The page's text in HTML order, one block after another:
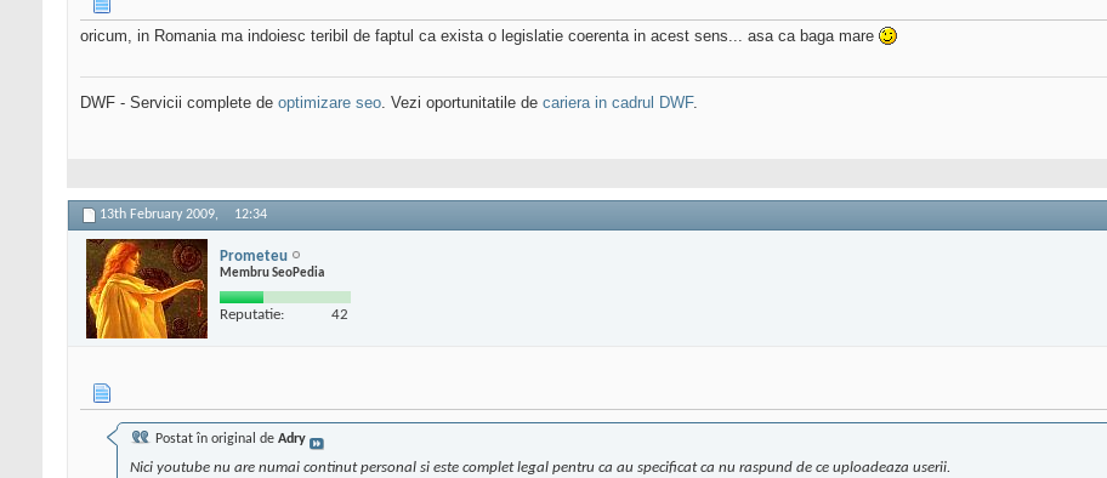
oricum, in Romania ma indoiesc teribil de faptul ca exista o legislatie coerenta in acest sens... asa ca baga mare
DWF - Servicii complete de optimizare seo. Vezi oportunitatile de cariera in cadrul DWF.
13th February 2009, 12:34
Prometeu
Membru SeoPedia
Reputatie: 42
Postat în original de Adry
Nici youtube nu are numai continut personal si este complet legal pentru ca au specificat ca nu raspund de ce uploadeaza userii.